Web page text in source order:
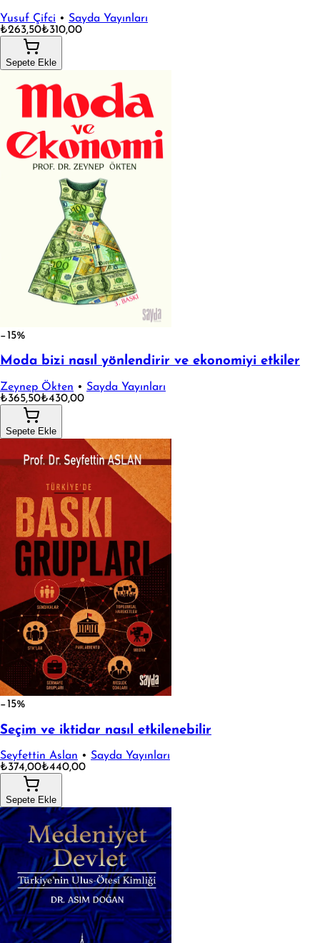
Yusuf Çifci • Sayda Yayınları
₺263,50₺310,00
Sepete Ekle
−15%
Moda bizi nasıl yönlendirir ve ekonomiyi etkiler
Zeynep Ökten • Sayda Yayınları
₺365,50₺430,00
Sepete Ekle
−15%
Seçim ve iktidar nasıl etkilenebilir
Seyfettin Aslan • Sayda Yayınları
₺374,00₺440,00
Sepete Ekle